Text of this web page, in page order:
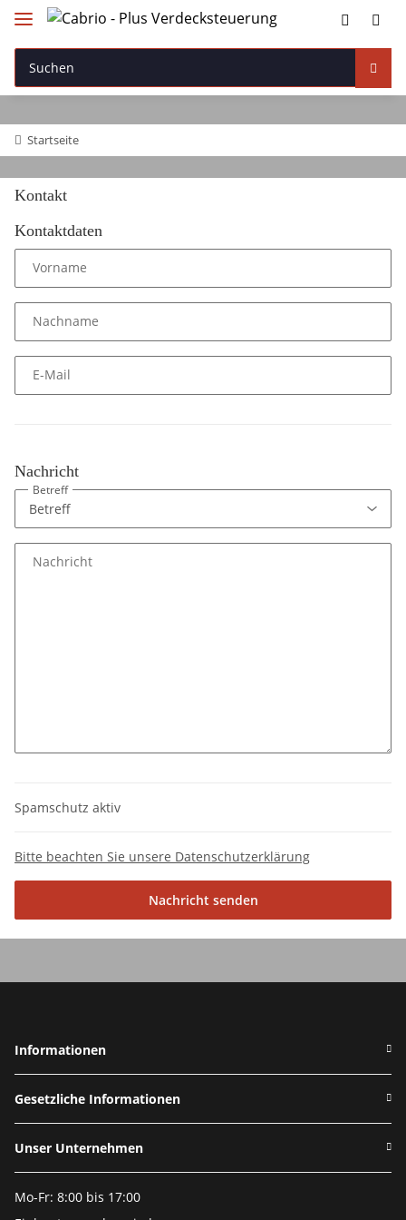
Startseite
Kontakt
Kontaktdaten
Vorname
Nachname
E-Mail
Nachricht
Betreff
Nachricht
Spamschutz aktiv
Bitte beachten Sie unsere Datenschutzerklärung
Nachricht senden
Informationen
Gesetzliche Informationen
Unser Unternehmen
Mo-Fr: 8:00 bis 17:00